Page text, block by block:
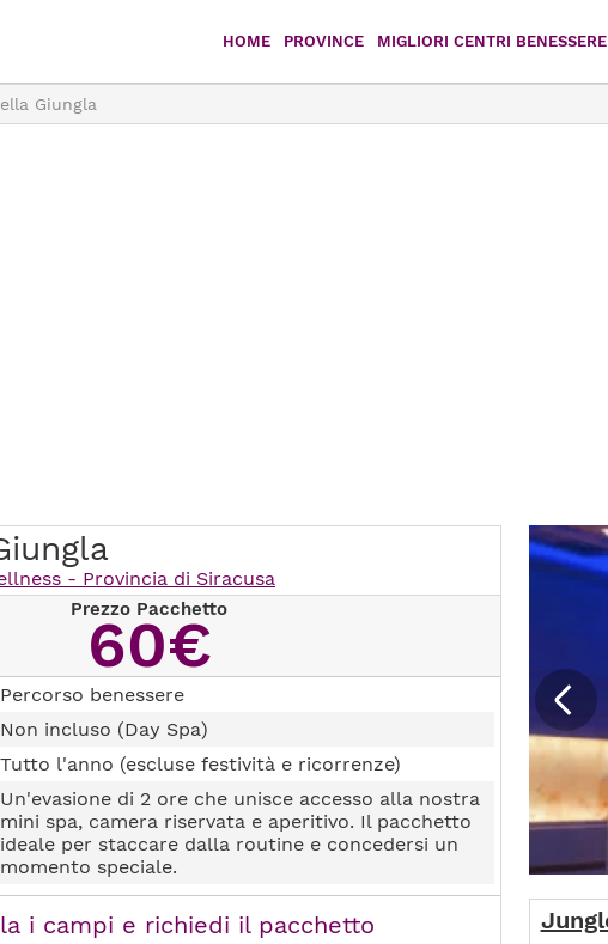
HOME PROVINCE MIGLIORI CENTRI BENESSERE
Giungla
- Provincia di Siracusa
Prezzo Pacchetto
60€
Percorso benessere
Non incluso (Day Spa)
Tutto l'anno (escluse festività e ricorrenze)
Un'evasione di 2 ore che unisce accesso alla nostra
mini spa, camera riservata e aperitivo. Il pacchetto
ideale per staccare dalla routine e concedersi un
momento speciale.
i campi e richiedi il pacchetto